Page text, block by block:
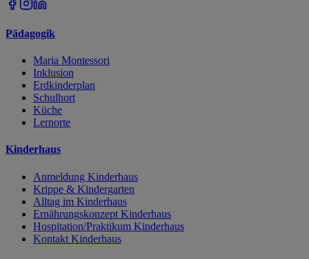
Pädagogik
Maria Montessori
Inklusion
Erdkinderplan
Schulhort
Küche
Lernorte
Kinderhaus
Anmeldung Kinderhaus
Krippe & Kindergarten
Alltag im Kinderhaus
Ernährungskonzept Kinderhaus
Hospitation/Praktikum Kinderhaus
Kontakt Kinderhaus